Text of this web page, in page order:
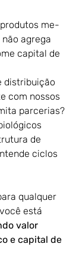
me-
agrega
capital de
distribuição
com nossos
parcerias?
de
ciclos
qualquer
está
valor
e capital de